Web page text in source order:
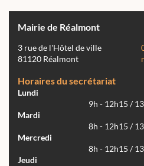
Mairie de Réalmont
3 rue de l'Hôtel de ville
81120 Réalmont
Horaires du secrétariat
Lundi
9h - 12h15 /
Mardi
8h - 12h15 /
Mercredi
8h - 12h15 /
Jeudi